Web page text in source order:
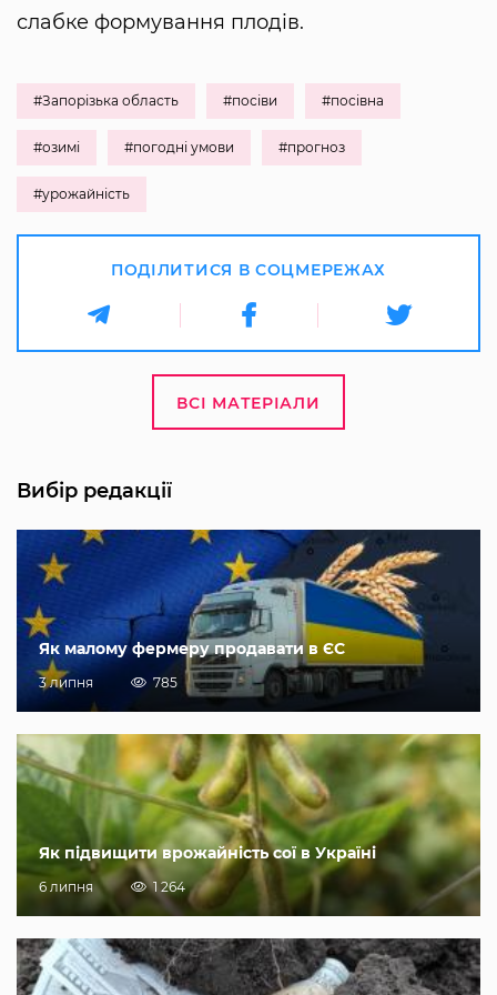
слабке формування плодів.
#Запорізька область #посіви #посівна
#озимі #погодні умови #прогноз
#урожайність
ПОДІЛИТИСЯ В СОЦМЕРЕЖАХ
ВСІ МАТЕРІАЛИ
Вибір редакції
Як малому фермеру продавати в ЄС
3 липня 785
Як підвищити врожайність сої в Україні
6 липня 1 264